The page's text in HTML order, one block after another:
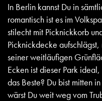
In Berlin kannst Du in
romantisch ist es im
stilecht mit Picknickkorb
Picknickdecke
seiner weitläufigen
Ecken ist dieser Park
das Beste? Du bist mitten
wärst Du weit weg vom